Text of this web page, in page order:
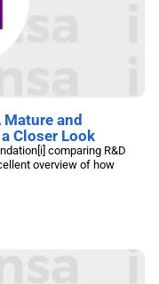
Mature and
Closer Look
comparing R&D
overview of how